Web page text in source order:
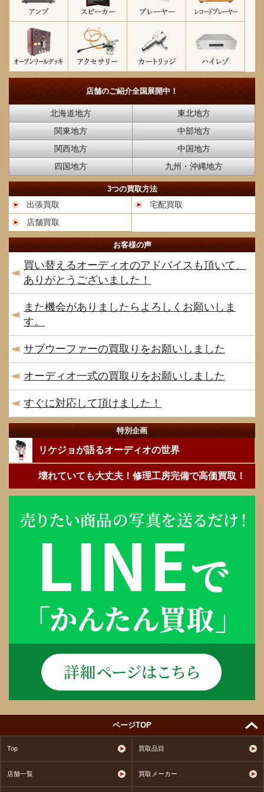
店舗のご紹介全国展開中！
北海道地方
東北地方
関東地方
中部地方
関西地方
中国地方
四国地方
九州・沖縄地方
3つの買取方法
出張買取
宅配買取
店舗買取
お客様の声
買い替えるオーディオのアドバイスも頂いて、
ありがとうございました！
また機会がありましたらよろしくお願いしま
す。
サブウーファーの買取りをお願いしました
オーディオ一式の買取りをお願いしました
すぐに対応して頂けました！
特別企画
リケジョが語るオーディオの世界
壊れていても大丈夫！修理工房完備で高価買取！
ページTOP
Top 買取品目
店舗一覧 買取メーカー